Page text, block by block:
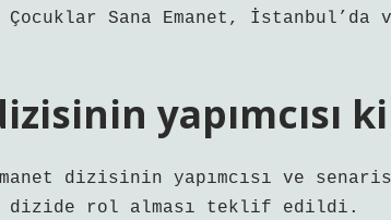
Sana Emanet, İstanbul’da
yapımcısı
dizisinin yapımcısı ve
dizide rol alması teklif edildi.